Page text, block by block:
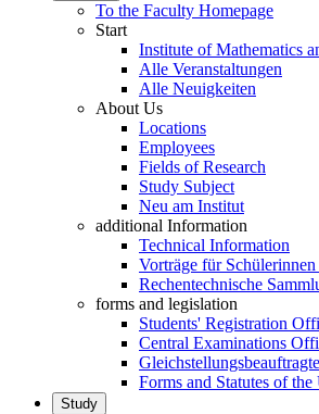
To the Faculty Homepage
Start
Institute of Mathematics
Alle Veranstaltungen
Alle Neuigkeiten
About Us
Locations
Employees
Fields of Research
Study Subject
Neu am Institut
additional Information
Technical Information
Vorträge für
Rechentechnische
forms and legislation
Students' Registration
Central Examinations
Gleichstellungsbeauftragte
Forms and Statutes of
Study